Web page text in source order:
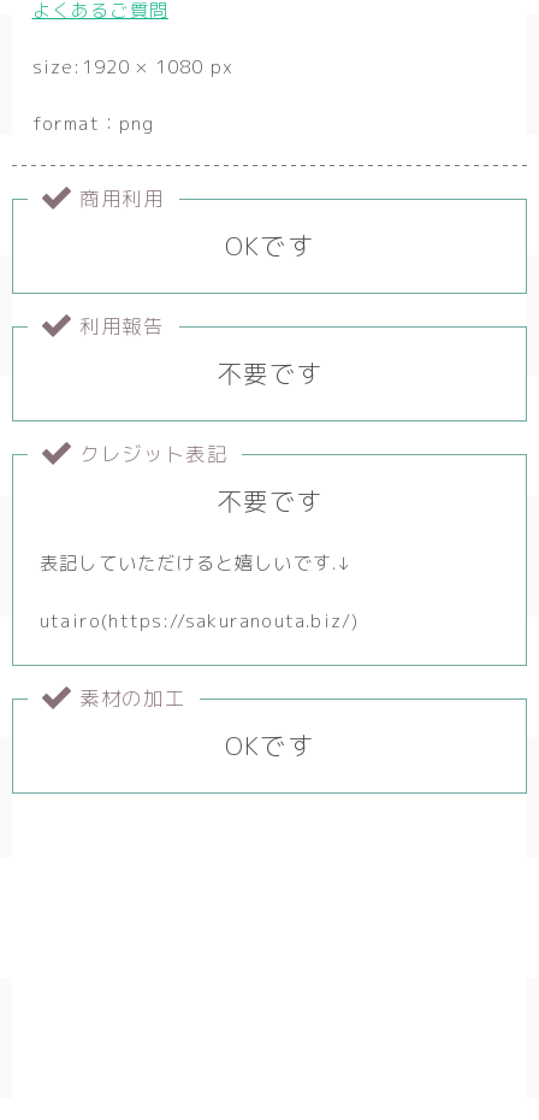
よくあるご質問
size:1920 × 1080 px
format：png
商用利用
OKです
利用報告
不要です
クレジット表記
不要です
表記していただけると嬉しいです.↓
utairo(https://sakuranouta.biz/)
素材の加工
OKです